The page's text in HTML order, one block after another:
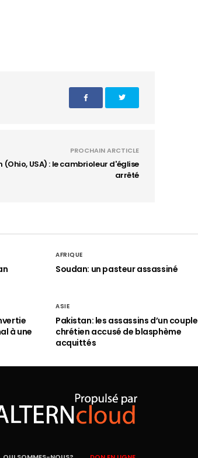
PROCHAIN ARCTICLE
(Ohio, USA) : le cambrioleur d'église
arrêté
AFRIQUE
Soudan: un pasteur assassiné
à une
ASIE
Pakistan: les assassins d’un couple
chrétien accusé de blasphème
acquittés